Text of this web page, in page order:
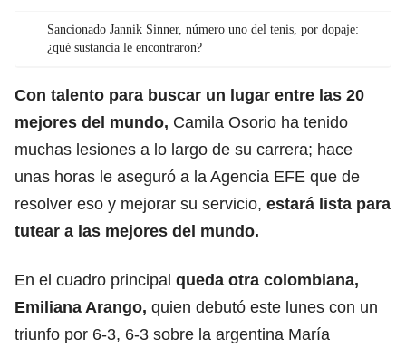
Sancionado Jannik Sinner, número uno del tenis, por dopaje:
¿qué sustancia le encontraron?
Con talento para buscar un lugar entre las 20
mejores del mundo, Camila Osorio ha tenido
muchas lesiones a lo largo de su carrera; hace
unas horas le aseguró a la Agencia EFE que de
resolver eso y mejorar su servicio, estará lista para
tutear a las mejores del mundo.
En el cuadro principal queda otra colombiana,
Emiliana Arango, quien debutó este lunes con un
triunfo por 6-3, 6-3 sobre la argentina María